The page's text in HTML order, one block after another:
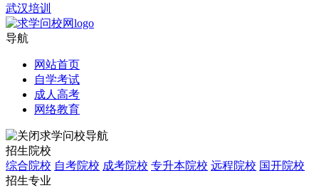
武汉培训
导航
网站首页
自学考试
成人高考
网络教育
求学问校导航
招生院校
综合院校 自考院校 成考院校 专升本院校 远程院校 国开院校
招生专业